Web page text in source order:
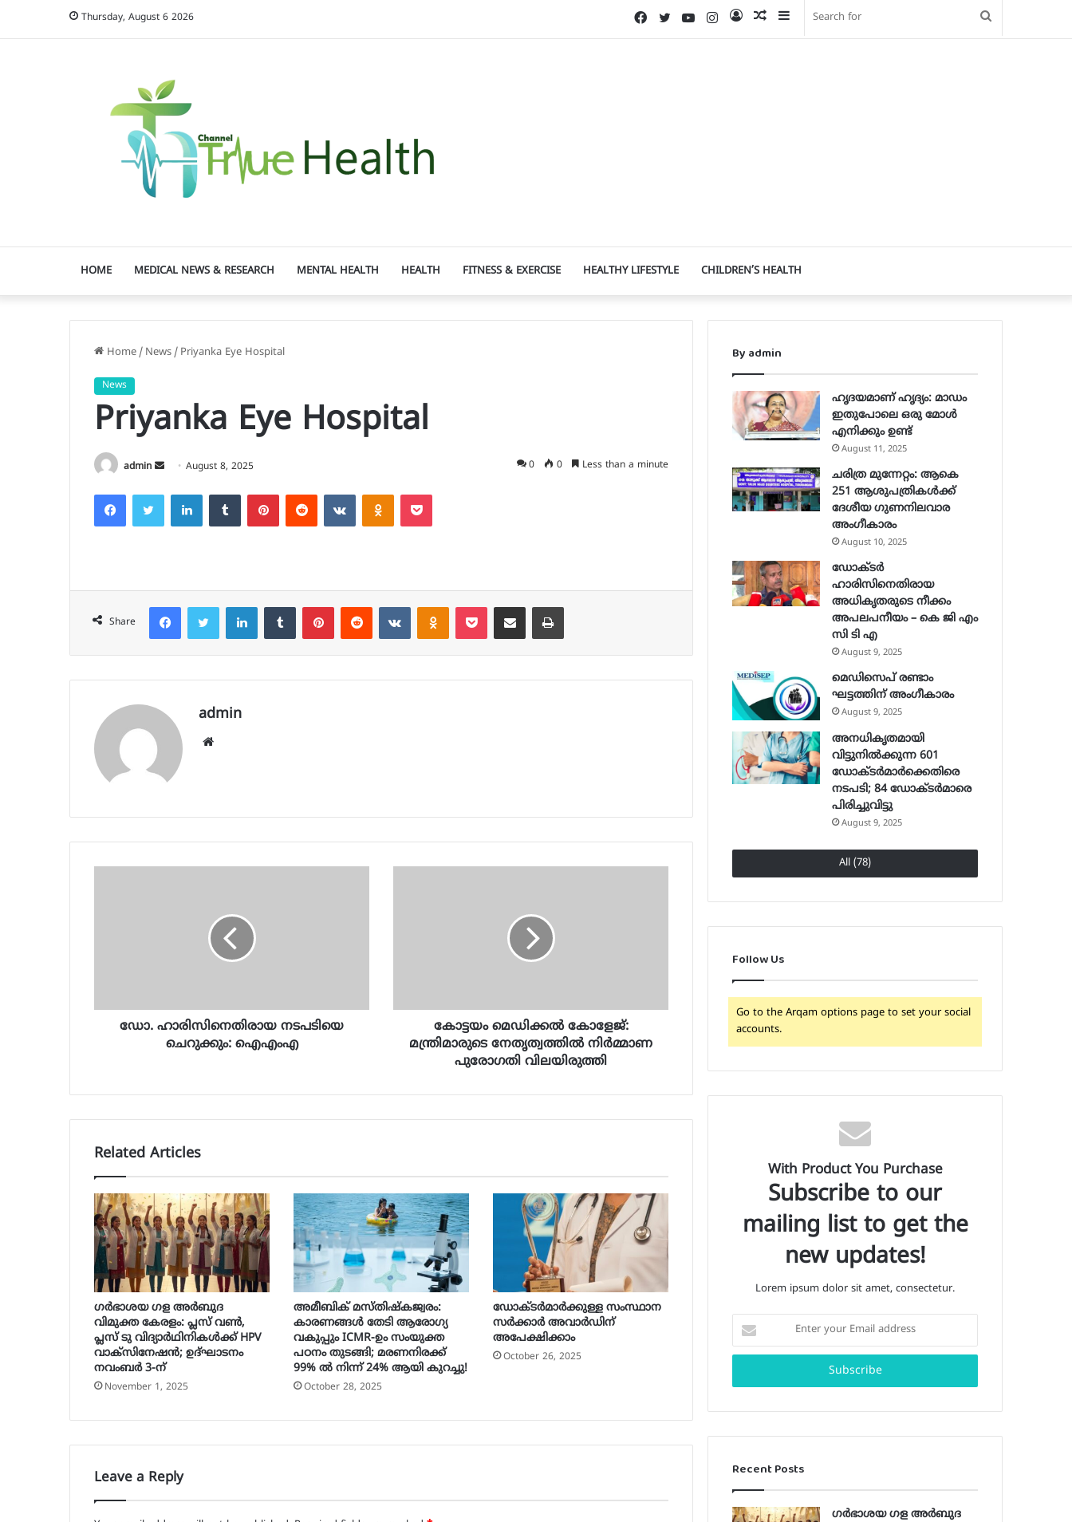
Thursday, August 6 2026 Search
Sidebar
Random
Log
Instagram
YouTube
Twitter
Facebook
HOME MEDICAL NEWS & RESEARCH MENTAL HEALTH HEALTH FITNESS & EXERCISE HEALTHY LIFESTYLE CHILDREN’S HEALTH
Home / News / Priyanka Eye Hospital
News
Priyanka Eye Hospital
admin
Send
email
August 8, 2025 0 0 Less than a minute
FacebookTwitter LinkedInTumblr PinterestReddit VKontakteOdnoklassniki
Pocket
Share
FacebookTwitter LinkedInTumblr PinterestReddit VKontakteOdnoklassniki
Pocket Share via Email Print
admin
ഡോ. ഹാരിസിനെതിരായ നടപടിയെ
ചെറുക്കും: ഐഎംഎ
കോട്ടയം മെഡിക്കൽ കോളേജ്:
മന്ത്രിമാരുടെ നേതൃത്വത്തിൽ നിർമ്മാണ
പുരോഗതി വിലയിരുത്തി
Related Articles
ഗർഭാശയ ഗള അർബുദ
വിമുക്ത കേരളം: പ്ലസ് വൺ,
പ്ലസ് ടു വിദ്യാർഥിനികൾക്ക് HPV
വാക്‌സിനേഷൻ; ഉദ്ഘാടനം
നവംബർ 3-ന്
November 1, 2025
അമീബിക് മസ്തിഷ്കജ്വരം:
കാരണങ്ങൾ തേടി ആരോഗ്യ
വകുപ്പും ICMR-ഉം സംയുക്ത
പഠനം തുടങ്ങി; മരണനിരക്ക്
99% ൽ നിന്ന് 24% ആയി കുറച്ചു!
October 28, 2025
ഡോക്ടർമാർക്കുള്ള സംസ്ഥാന
സർക്കാർ അവാർഡിന്
അപേക്ഷിക്കാം
October 26, 2025
Leave a Reply
By admin
ഹൃദയമാണ് ഹൃദ്യം: മാഡം
ഇതുപോലെ ഒരു മോള്‍
എനിക്കും ഉണ്ട്
August 11, 2025
ചരിത്ര മുന്നേറ്റം: ആകെ
251 ആശുപത്രികള്‍ക്ക്
ദേശീയ ഗുണനിലവാര
അംഗീകാരം
August 10, 2025
ഡോക്ടർ
ഹാരിസിനെതിരായ
അധികൃതരുടെ നീക്കം
അപലപനീയം – കെ ജി എം
സി ടി എ
August 9, 2025
മെഡിസെപ് രണ്ടാം
ഘട്ടത്തിന് അംഗീകാരം
August 9, 2025
അനധികൃതമായി
വിട്ടുനില്‍ക്കുന്ന 601
ഡോക്ടര്‍മാര്‍ക്കെതിരെ
നടപടി; 84 ഡോക്ടര്‍മാരെ
പിരിച്ചുവിട്ടു
August 9, 2025
All (78)
Follow Us
Go to the Arqam options page to set your social
accounts.
With Product You Purchase
Subscribe to our
mailing list to get the
new updates!
Lorem ipsum dolor sit amet, consectetur.
your
Email
Recent Posts
ഗർഭാശയ ഗള അർബുദ